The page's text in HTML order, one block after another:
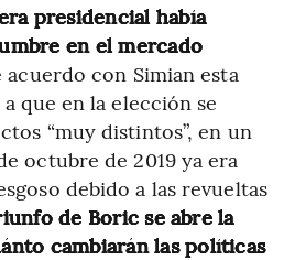
presidencial había
en el mercado
acuerdo con Simian esta
que en la elección se
“muy distintos”, en un
octubre de 2019 ya era
debido a las revueltas
de Boric se abre la
cambiarán las políticas